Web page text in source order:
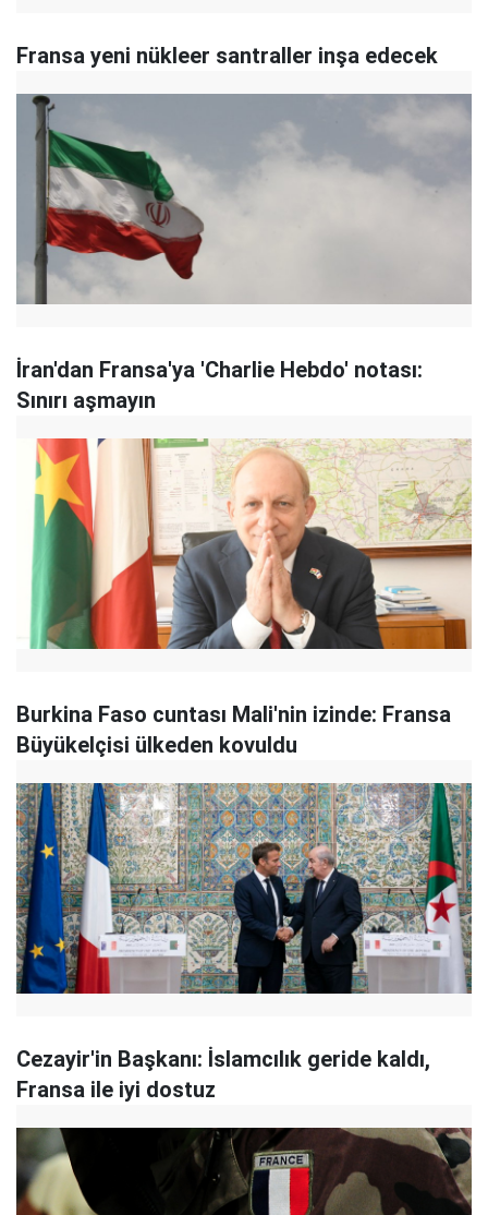
Fransa yeni nükleer santraller inşa edecek
İran'dan Fransa'ya 'Charlie Hebdo' notası:
Sınırı aşmayın
Burkina Faso cuntası Mali'nin izinde: Fransa
Büyükelçisi ülkeden kovuldu
Cezayir'in Başkanı: İslamcılık geride kaldı,
Fransa ile iyi dostuz